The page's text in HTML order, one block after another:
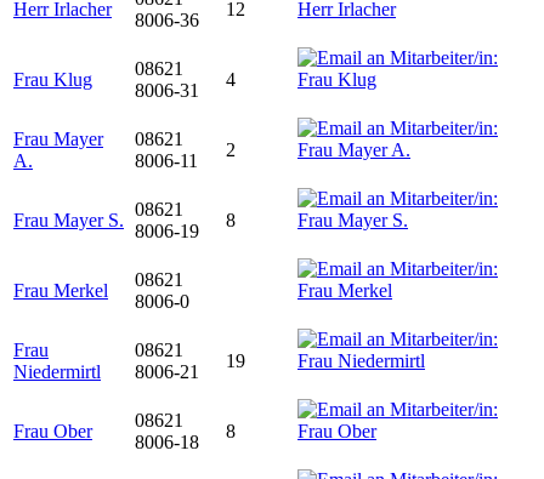
Herr Irlacher
8006-36
12
Frau Klug
08621
8006-31
4
Frau Mayer
A.
08621
8006-11
2
Frau Mayer S.
08621
8006-19
8
Frau Merkel
08621
8006-0
Frau
Niedermirtl
08621
8006-21
19
Frau Ober
08621
8006-18
8